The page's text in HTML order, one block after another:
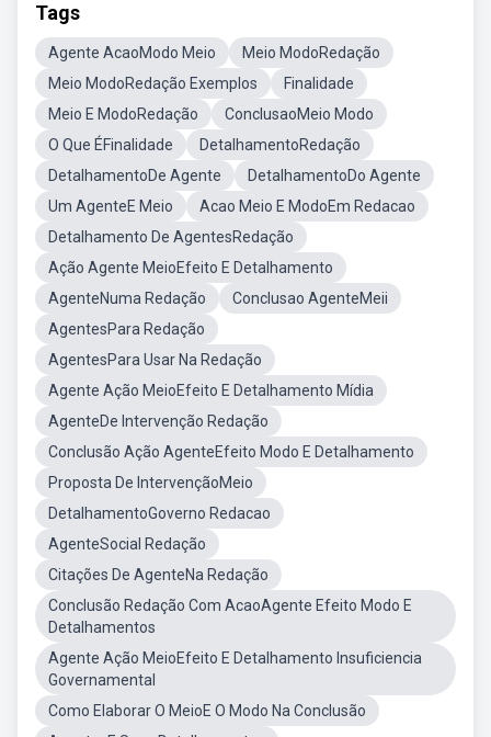
Tags
Agente AcaoModo Meio
Meio ModoRedação
Meio ModoRedação Exemplos
Finalidade
Meio E ModoRedação
ConclusaoMeio Modo
O Que ÉFinalidade
DetalhamentoRedação
DetalhamentoDe Agente
DetalhamentoDo Agente
Um AgenteE Meio
Acao Meio E ModoEm Redacao
Detalhamento De AgentesRedação
Ação Agente MeioEfeito E Detalhamento
AgenteNuma Redação
Conclusao AgenteMeii
AgentesPara Redação
AgentesPara Usar Na Redação
Agente Ação MeioEfeito E Detalhamento Mídia
AgenteDe Intervenção Redação
Conclusão Ação AgenteEfeito Modo E Detalhamento
Proposta De IntervençãoMeio
DetalhamentoGoverno Redacao
AgenteSocial Redação
Citações De AgenteNa Redação
Conclusão Redação Com AcaoAgente Efeito Modo E
Detalhamentos
Agente Ação MeioEfeito E Detalhamento Insuficiencia
Governamental
Como Elaborar O MeioE O Modo Na Conclusão